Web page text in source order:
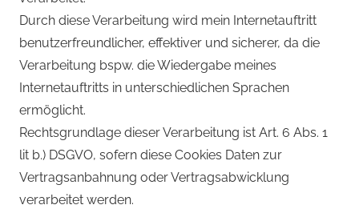
Durch diese Verarbeitung wird mein Internetauftritt
benutzerfreundlicher, effektiver und sicherer, da die
Verarbeitung bspw. die Wiedergabe meines
Internetauftritts in unterschiedlichen Sprachen
ermöglicht.
Rechtsgrundlage dieser Verarbeitung ist Art. 6 Abs. 1
lit b.) DSGVO, sofern diese Cookies Daten zur
Vertragsanbahnung oder Vertragsabwicklung
verarbeitet werden.